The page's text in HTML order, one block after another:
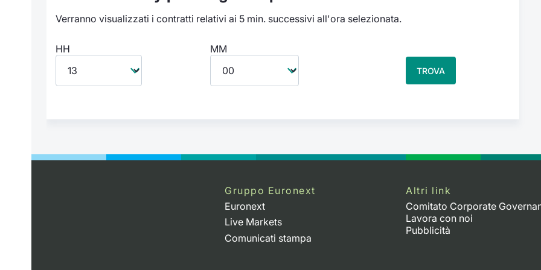
Verranno visualizzati i contratti relativi ai 5 min. successivi all'ora selezionata.
HH MM
TROVA
Gruppo Euronext
Euronext
Live Markets
Comunicati stampa
Altri link
Comitato Corporate
Lavora con noi
Pubblicità